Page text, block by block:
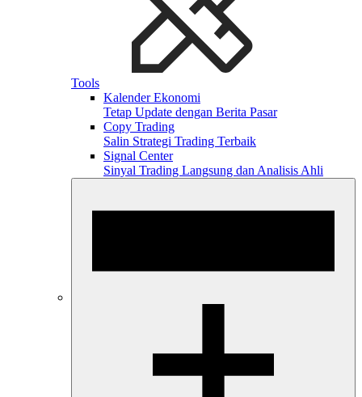
Tools
Kalender Ekonomi
Tetap Update dengan Berita Pasar
Copy Trading
Salin Strategi Trading Terbaik
Signal Center
Sinyal Trading Langsung dan Analisis Ahli